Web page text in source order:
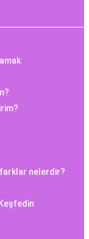
farklar nelerdir?